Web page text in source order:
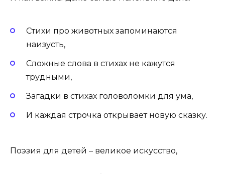
Стихи про животных запоминаются
наизусть,
Сложные слова в стихах не кажутся
трудными,
Загадки в стихах головоломки для ума,
И каждая строчка открывает новую сказку.
Поэзия для детей – великое искусство,